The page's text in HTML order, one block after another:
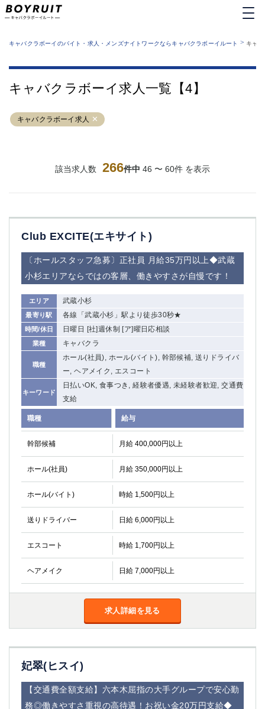
業種から探す
運営者情報
サイトマップ
キャバクラボーイのバイト・求人・メンズナイトワークならキャバクラボーイルート > キャ
キャバクラボーイ求人一覧【4】
キャバクラボーイ求人
該当求人数 266件中 46 〜 60件 を表示
Club EXCITE(エキサイト)
〔ホールスタッフ急募〕正社員 月給35万円以上◆武蔵
小杉エリアならではの客層、働きやすさが自慢です！
エリア 武蔵小杉
最寄り駅 各線「武蔵小杉」駅より徒歩30秒★
時間/休日 日曜日 [社]週休制 [ア]曜日応相談
業種 キャバクラ
職種
ホール(社員), ホール(バイト), 幹部候補, 送りドライバ
ー, ヘアメイク, エスコート
キーワード
日払いOK, 食事つき, 経験者優遇, 未経験者歓迎, 交通費
支給
職種 給与
幹部候補 月給 400,000円以上
ホール(社員) 月給 350,000円以上
ホール(バイト) 時給 1,500円以上
送りドライバー 日給 6,000円以上
エスコート 時給 1,700円以上
ヘアメイク 日給 7,000円以上
求人詳細を見る
妃翠(ヒスイ)
【交通費全額支給】六本木屈指の大手グループで安心勤
務◎働きやすさ重視の高待遇！お祝い金20万円支給◆
六本木
池袋
吉祥寺
八王子
恵比寿
蒲田
北千住
①六本木 ②西麻布
大山
赤羽
品川
蒲田東口
立川（南口）
新宿
浜松町
西葛西
中野
中目黒
ひばりヶ丘（北口）
学芸大学
吉祥寺（南口／公園口） 小作・羽村・福生エリア
自由が丘
四谷
錦糸町南口
下北沢・経堂
金町（北口）
成増駅徒歩3分の好立地！①JR埼京線「赤羽駅」から徒歩2分 ②東
①歌舞伎町 ②新宿 ③西部新宿 ③東新宿
①歌舞伎町 ②新宿
①銀座 ②新橋
錦糸町(南口)
①東武練馬 ②成増・板橋 ③大山 ②池袋
池袋東口
金町
大井町
大泉学園
下赤塚
荻窪
浅草
幡ヶ谷
小岩
五井
神奈川県